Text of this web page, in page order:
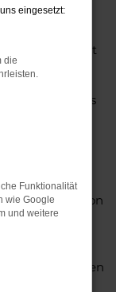
eingeht
neuesten
landet
Dieses
in vielerlei
VW ID.3 EU-
kaufen,
wir einen
Erfahrung von
Darüber
Rabatt
für Minden
eingesetzt:
die
Funktionalität
wie Google
und weitere